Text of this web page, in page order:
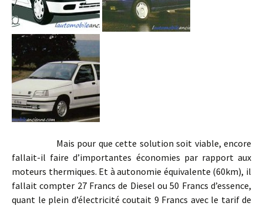
Mais pour que cette solution soit viable, encore
fallait-il faire d’importantes économies par rapport aux
moteurs thermiques. Et à autonomie équivalente (60km), il
fallait compter 27 Francs de Diesel ou 50 Francs d’essence,
quant le plein d’électricité coutait 9 Francs avec le tarif de